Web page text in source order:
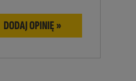
DODAJ OPINIĘ »